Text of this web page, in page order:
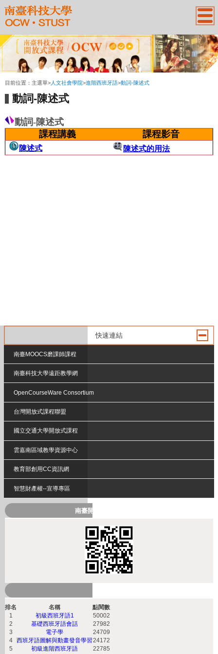
:::
目前位置： 主選單> 人文社會學院>進階西班牙語>動詞-陳述式
動詞-陳述式
動詞-陳述式
課程講義
課程影音
陳述式 陳述式的用法
快速連結
南臺MOOCS磨課師課程
南臺科技大學遠距教學網
OpenCourseWare Consortium
台灣開放式課程聯盟
國立交通大學開放式課程
雲嘉南區域教學資源中心
教育部創用CC資訊網
智慧財產權--宣導專區
南臺開放式課程QRcode
排名 名稱
點閱數
1
初級西班牙語1
50002
2
基礎西班牙語會話
27982
3
電子學
24709
4
西班牙語圖解與動畫發音學習24172
5
初級進階西班牙語
22785